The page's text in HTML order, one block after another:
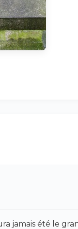
jamais été le